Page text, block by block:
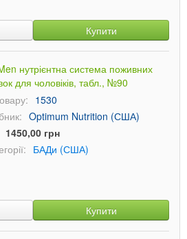
Купити
нутрієнтна система поживних
для чоловіків, табл., №90
1530
Optimum Nutrition (США)
1450,00 грн
БАДи (США)
Купити